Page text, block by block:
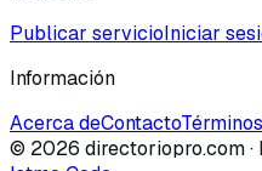
Publicar servicioIniciar
Información
Acerca deContactoTérminos
© 2026 directoriopro.com